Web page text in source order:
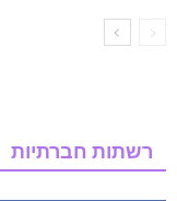
רשתות חברתיות